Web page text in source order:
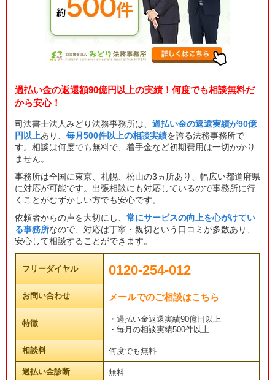
過払い金の返還額90億円以上の実績！何度でも相談無料だ
から安心！
司法書士法人みどり法務事務所は、 過払い金の返還実績が90億
円以上あり、 毎月500件以上の相談実績を誇る法務事務所で
す。相談は何度でも無料で、着手金など初期費用は一切かかり
ません。
事務所は全国に東京、札幌、松山の3ヵ所あり、幅広い都道府県
に対応が可能です。出張相談にも対応しているので事務所に行
くことがむずかしい方でも安心です。
依頼者からの声を大切にし、 常にサービスの向上を心がけてい
る事務所なので、対応は丁寧・親切という口コミが多数あり、
安心して相談することができます。
フリーダイヤル 0120-254-012
お問い合わせ メールでのご相談はこちら
特徴
・過払い金返還実績90億円以上
・毎月の相談実績500件以上
相談料 何度でも無料
過払い金診断 無料